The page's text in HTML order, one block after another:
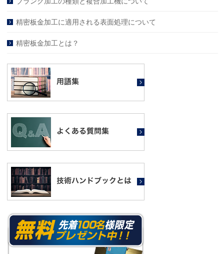
精密板金加工に適用される表面処理について
精密板金加工とは？